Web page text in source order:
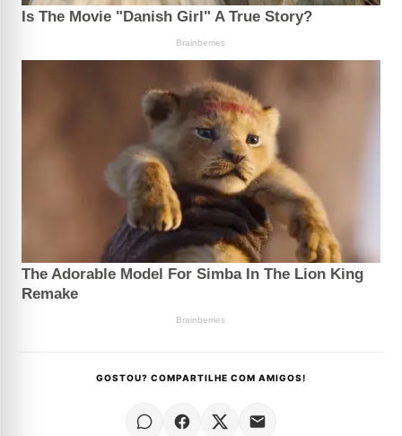
GOSTOU? COMPARTILHE COM AMIGOS!